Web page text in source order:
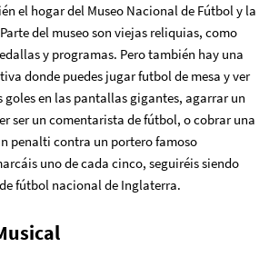
el hogar del Museo Nacional de Fútbol y la
del museo son viejas reliquias, como
y programas. Pero también hay una
donde puedes jugar futbol de mesa y ver
goles en las pantallas gigantes, agarrar un
ser un comentarista de fútbol, ​​o cobrar una
penalti contra un portero famoso
uno de cada cinco, seguiréis siendo
fútbol nacional de Inglaterra.